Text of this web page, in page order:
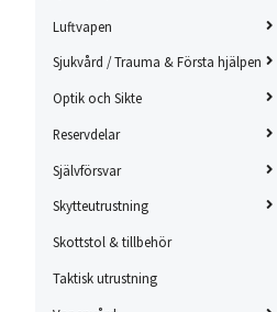
Luftvapen
Sjukvård / Trauma & Första hjälpen
Optik och Sikte
Reservdelar
Självförsvar
Skytteutrustning
Skottstol & tillbehör
Taktisk utrustning